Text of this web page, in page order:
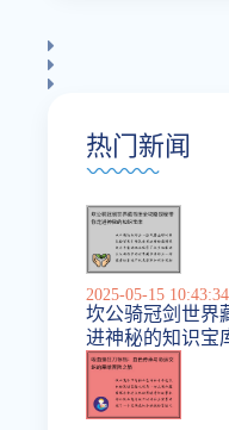
热门新闻
2025-05-15 10:43:34
坎公骑冠剑世界
进神秘的知识宝